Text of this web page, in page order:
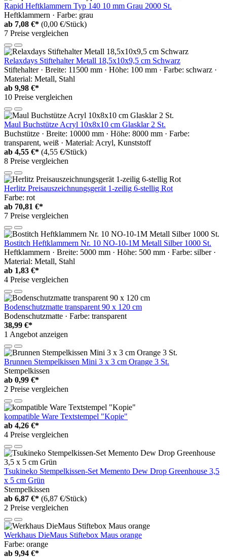
Rapid Heftklammern Typ 140 10 mm Grau 2000 St.
Heftklammern · Farbe: grau
ab 7,08 €* (0,00 €/Stück)
7 Preise vergleichen
Relaxdays Stiftehalter Metall 18,5x10x9,5 cm Schwarz
Stiftehalter · Breite: 11500 mm · Höhe: 100 mm · Farbe: schwarz ·
Material: Metall, Stahl
ab 9,98 €*
10 Preise vergleichen
Maul Buchstütze Acryl 10x8x10 cm Glasklar 2 St.
Buchstütze · Breite: 10000 mm · Höhe: 8000 mm · Farbe:
transparent, weiß · Material: Acryl, Kunststoff
ab 4,55 €* (4,55 €/Stück)
8 Preise vergleichen
Herlitz Preisauszeichnungsgerät 1-zeilig 6-stellig Rot
Farbe: rot
ab 70,81 €*
7 Preise vergleichen
Bostitch Heftklammern Nr. 10 NO-10-1M Metall Silber 1000 St.
Heftklammern · Breite: 5000 mm · Höhe: 500 mm · Farbe: silber ·
Material: Metall, Stahl
ab 1,83 €*
4 Preise vergleichen
Bodenschutzmatte transparent 90 x 120 cm
Bodenschutzmatte · Farbe: transparent
38,99 €*
1 Angebot anzeigen
Brunnen Stempelkissen Mini 3 x 3 cm Orange 3 St.
Stempelkissen
ab 0,99 €*
2 Preise vergleichen
kompatible Ware Textstempel "Kopie"
ab 4,26 €*
4 Preise vergleichen
Tsukineko Stempelkissen-Set Memento Dew Drop Greenhouse 3,5
x 5 cm Grün
Stempelkissen
ab 6,87 €* (6,87 €/Stück)
2 Preise vergleichen
Werkhaus DieMaus Stiftebox Maus orange
Farbe: orange
ab 9,94 €*